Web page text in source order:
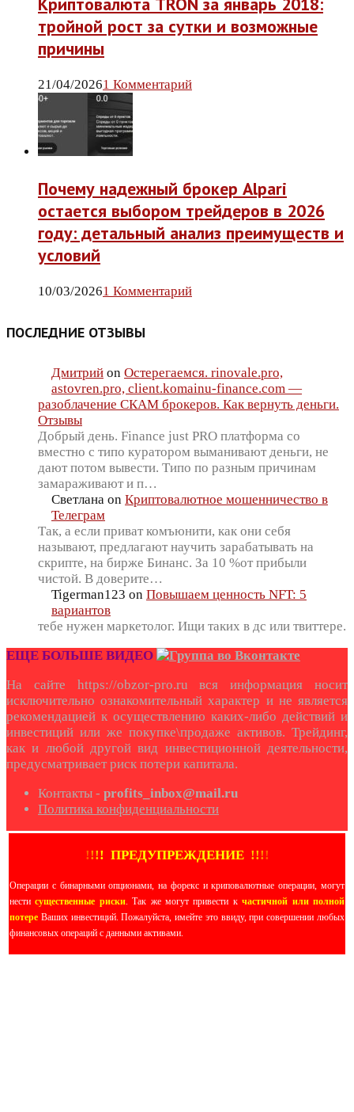
тройной рост за сутки и возможные
причины
21/04/20261 Комментарий
Почему надежный брокер Alpari
остается выбором трейдеров в 2026
году: детальный анализ преимуществ и
условий
10/03/20261 Комментарий
ПОСЛЕДНИЕ ОТЗЫВЫ
Дмитрий on Остерегаемся. rinovale.pro,
astovren.pro, client.komainu-finance.com —
разоблачение СКАМ брокеров. Как вернуть деньги.
Отзывы
Добрый день. Finance just PRO платформа со
вместно с типо куратором выманивают деньги, не
дают потом вывести. Типо по разным причинам
замараживают и п…
Светлана on Криптовалютное мошенничество в
Телеграм
Так, а если приват комъюнити, как они себя
называют, предлагают научить зарабатывать на
скрипте, на бирже Бинанс. За 10 %от прибыли
чистой. В доверите…
Tigerman123 on Повышаем ценность NFT: 5
вариантов
тебе нужен маркетолог. Ищи таких в дс или твиттере.
ЕЩЕ БОЛЬШЕ ВИДЕО
На сайте https://obzor-pro.ru вся информация носит
исключительно ознакомительный характер и не является
рекомендацией к осуществлению каких-либо действий и
инвестиций или же покупке\продаже активов. Трейдинг,
как и любой другой вид инвестиционной деятельности,
предусматривает риск потери капитала.
Контакты - profits_inbox@mail.ru
Политика конфиденциальности
!!!! ПРЕДУПРЕЖДЕНИЕ !!!!
Операции с бинарными опционами, на форекс и криповалютные операции, могут
нестисущественные риски. Так же могут привести кчастичной или полной
потере Ваших инвестиций. Пожалуйста, имейте это ввиду, при совершении любых
финансовых операций с данными активами.